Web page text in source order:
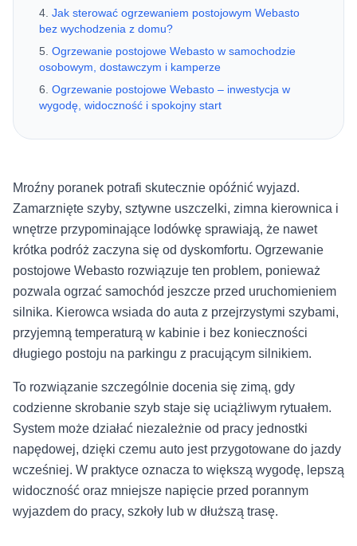
Jak sterować ogrzewaniem postojowym Webasto
bez wychodzenia z domu?
Ogrzewanie postojowe Webasto w samochodzie
osobowym, dostawczym i kamperze
Ogrzewanie postojowe Webasto – inwestycja w
wygodę, widoczność i spokojny start
Mroźny poranek potrafi skutecznie opóźnić wyjazd.
Zamarznięte szyby, sztywne uszczelki, zimna kierownica i
wnętrze przypominające lodówkę sprawiają, że nawet
krótka podróż zaczyna się od dyskomfortu. Ogrzewanie
postojowe Webasto rozwiązuje ten problem, ponieważ
pozwala ogrzać samochód jeszcze przed uruchomieniem
silnika. Kierowca wsiada do auta z przejrzystymi szybami,
przyjemną temperaturą w kabinie i bez konieczności
długiego postoju na parkingu z pracującym silnikiem.
To rozwiązanie szczególnie docenia się zimą, gdy
codzienne skrobanie szyb staje się uciążliwym rytuałem.
System może działać niezależnie od pracy jednostki
napędowej, dzięki czemu auto jest przygotowane do jazdy
wcześniej. W praktyce oznacza to większą wygodę, lepszą
widoczność oraz mniejsze napięcie przed porannym
wyjazdem do pracy, szkoły lub w dłuższą trasę.